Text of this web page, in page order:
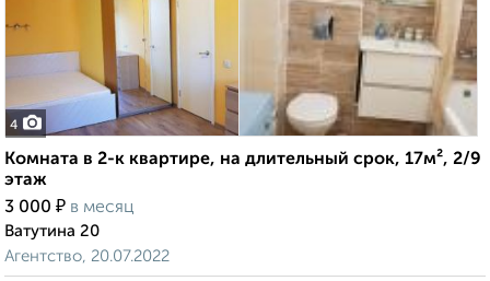
4
Комната в 2-к квартире, на длительный срок, 17м², 2/9
этаж
3 000 ₽ в месяц
Ватутина 20
Агентство, 20.07.2022